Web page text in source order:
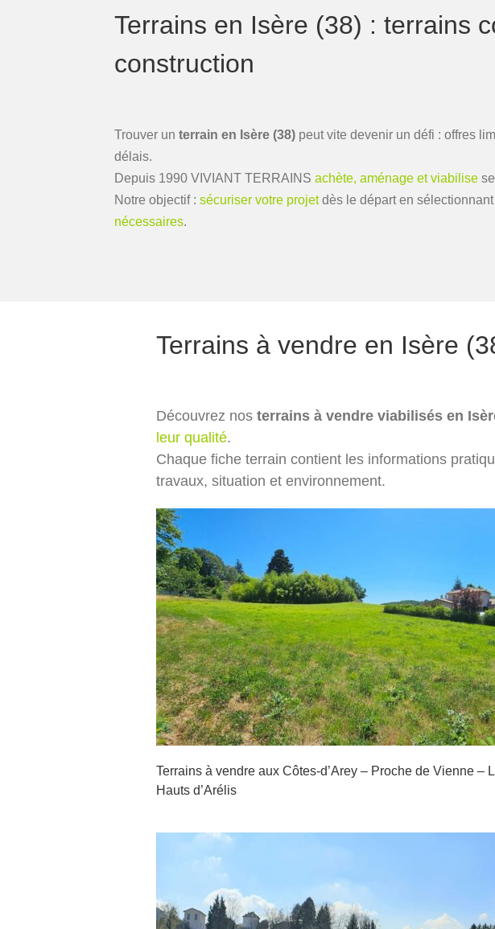
Terrains en Isère (38) : terrains
construction
Trouver un terrain en Isère (38) peut vite devenir un défi : offres
délais.
Depuis 1990 VIVIANT TERRAINS achète, aménage et viabilise
Notre objectif : sécuriser votre projetdès le départ en
nécessaires.
Terrains à vendre en Isère
Découvrez nos terrains à vendre viabilisés en
leur qualité.
Chaque fiche terrain contient les informations
travaux, situation et environnement.
Terrains à vendre aux Côtes-d’Arey – Proche de Vienne –
Hauts d’Arélis
Terrain près de Saint Priest à
Diémoz – Le Parc des Bouvières